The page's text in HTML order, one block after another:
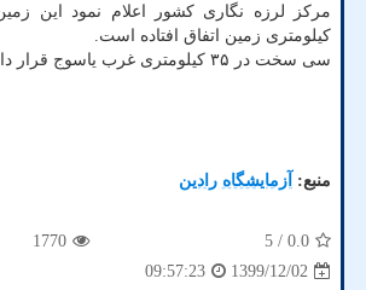
کیلومتری زمین اتفاق افتاده است.
سی سخت در ۳۵ کیلومتری غرب یاسوج قرار دارد.
منبع: آزمایشگاه رادین
0.0
/ 5
1770
1399/12/02
09:57:23